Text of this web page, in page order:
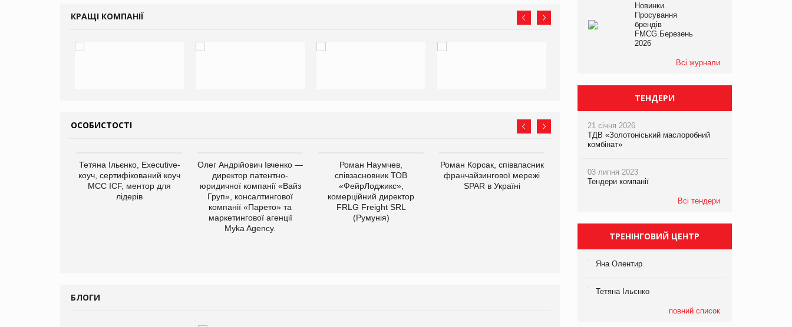
КРАЩІ КОМПАНІЇ
ОСОБИСТОСТІ
Тетяна Ільєнко, Executive-
коуч, сертифікований коуч
МСС ICF, ментор для
лідерів
Олег Андрійович Івченко —
директор патентно-
юридичної компанії «Вайз
Груп», консалтингової
компанії «Парето» та
маркетингової агенції
Myka Agency.
Роман Наумчев,
співзасновник ТОВ
«ФейрЛоджикс»,
комерційний директор
FRLG Freight SRL
(Румунія)
Роман Корсак, співвласник
франчайзингової мережі
SPAR в Україні
Файно маркет Директор
департаменту з
БЛОГИ
Новинки.
Просування
брендів
FMCG.Березень
2026
Всі журнали
ТЕНДЕРИ
21 січня 2026
ТДВ «Золотоніський маслоробний
комбінат»
03 липня 2023
Тендери компанії
Всі тендери
ТРЕНІНГОВИЙ ЦЕНТР
Яна Олентир
Тетяна Ільєнко
повний список